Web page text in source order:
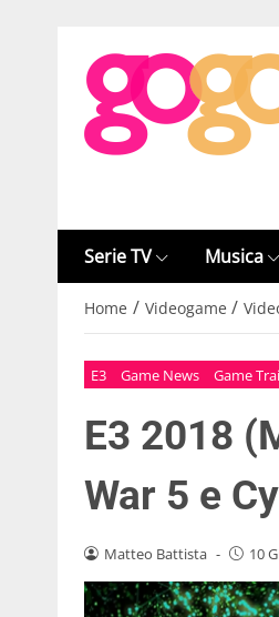
Serie TV Musica
Home / Videogame /
E3 Game News Game
E3 2018
War 5 e
Matteo Battista - 10